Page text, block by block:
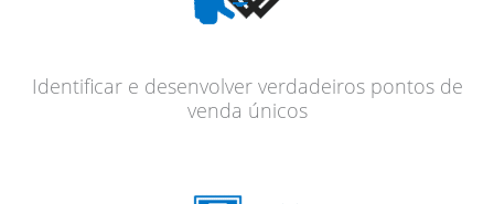
Identi­fi­car e desen­vol­ver verdadei­ros pontos de
venda únicos